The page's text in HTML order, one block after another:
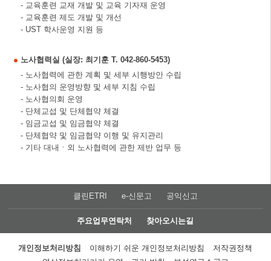
- 교육훈련 교재 개발 및 교육 기자재 운영
- 교육훈련 제도 개발 및 개선
- UST 학사운영 지원 등
노사협력실 (실장: 최기훈 T. 042-860-5453)
- 노사협력에 관한 계획 및 세부 시행방안 수립
- 노사협의 운영방향 및 세부 지침 수립
- 노사협의회 운영
- 단체교섭 및 단체협약 체결
- 임금교섭 및 임금협약 체결
- 단체협약 및 임금협약 이행 및 유지관리
- 기타 대내ㆍ외 노사협력에 관한 제반 업무 등
클린ETRI e-신문고 공익신고
주요업무연락처 찾아오시는길
개인정보처리방침 이해하기 쉬운 개인정보처리방침
저작권정책